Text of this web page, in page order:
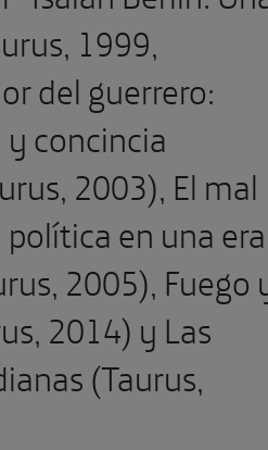
1999,
del guerrero:
concincia
2003), El mal
en una era
2005), Fuego
2014) y Las
(Taurus,